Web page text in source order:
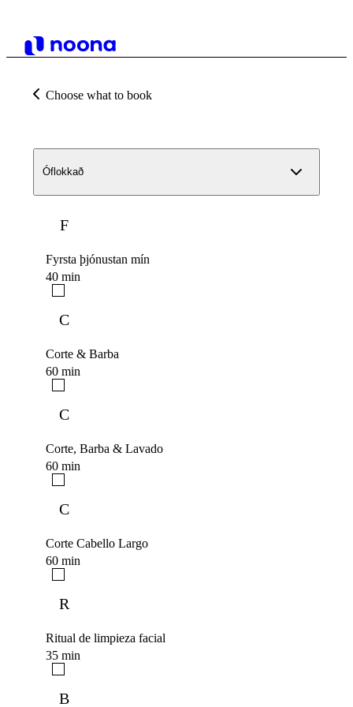
Choose what to book
Óflokkað
F
Fyrsta þjónustan mín
40 min
C
Corte & Barba
60 min
C
Corte, Barba & Lavado
60 min
C
Corte Cabello Largo
60 min
R
Ritual de limpieza facial
35 min
B